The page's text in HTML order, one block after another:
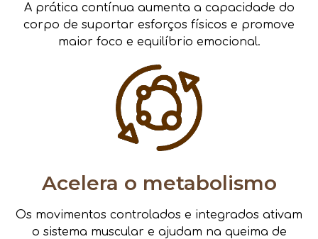
A prática contínua aumenta a capacidade do
corpo de suportar esforços físicos e promove
maior foco e equilíbrio emocional.
Acelera o metabolismo
Os movimentos controlados e integrados ativam
o sistema muscular e ajudam na queima de